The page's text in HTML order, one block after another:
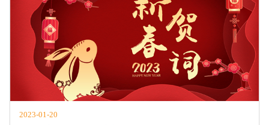
2023-01-20